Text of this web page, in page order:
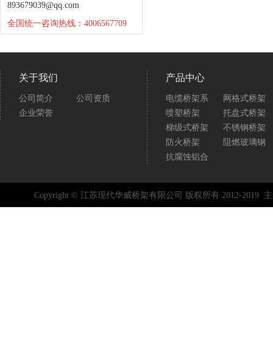
893679039@qq.com
全国统一咨询热线：4006567709
关于我们
公司简介
公司资质
企业荣誉
产品中心
电缆桥架系
网格式桥架
喷塑桥架
托盘式桥架
梯级式桥架
不锈钢桥架
防火桥架
阻燃玻璃钢
抗腐蚀铝合
Copyright © 江苏现代华威桥架有限公司 版权所有 2012-2019